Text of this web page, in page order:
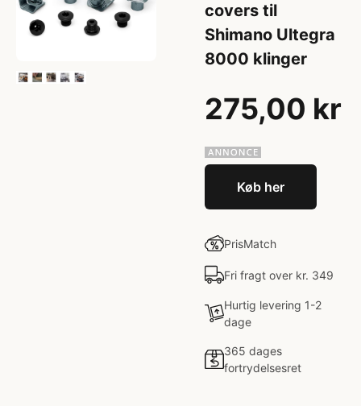
covers til
Shimano Ultegra
8000 klinger
275,00 kr
Køb her
PrisMatch
Fri fragt over kr. 349
Hurtig levering 1-2
dage
365 dages
fortrydelsesret